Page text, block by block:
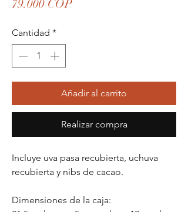
79.000 COPPrecio
Cantidad *
Añadir al carrito
Realizar compra
Incluye uva pasa recubierta, uchuva
recubierta y nibs de cacao.
Dimensiones de la caja: